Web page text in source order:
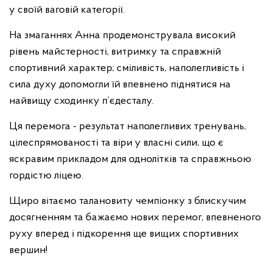
у своїй ваговій категорії.
На змаганнях Анна продемонструвала високий
рівень майстерності, витримку та справжній
спортивний характер; сміливість, наполегливість і
сила духу допомогли їй впевнено піднятися на
найвищу сходинку п’єдесталу.
Ця перемога - результат наполегливих тренувань,
цілеспрямованості та віри у власні сили, що є
яскравим прикладом для однолітків та справжньою
гордістю ліцею.
Щиро вітаємо талановиту чемпіонку з блискучим
досягненням та бажаємо нових перемог, впевненого
руху вперед і підкорення ще вищих спортивних
вершин!